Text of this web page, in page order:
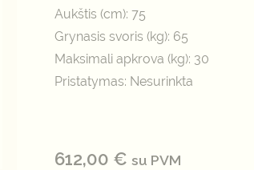
Aukštis (cm): 75
Grynasis svoris (kg): 65
Maksimali apkrova (kg): 30
Pristatymas: Nesurinkta
612,00 € su PVM